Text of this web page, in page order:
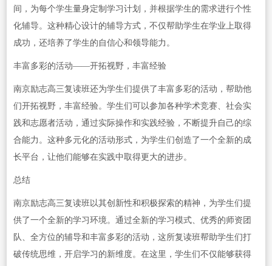
间，为每个学生量身定制学习计划，并根据学生的需求进行个性
化辅导。这种精心设计的辅导方式，不仅帮助学生在学业上取得
成功，还培养了学生的自信心和领导能力。
丰富多彩的活动——开拓视野，丰富经验
南京励志高三复读班还为学生们提供了丰富多彩的活动，帮助他
们开拓视野，丰富经验。学生们可以参加各种学术竞赛、社会实
践和志愿者活动，通过实际操作和实践经验，不断提升自己的综
合能力。这种多元化的活动形式，为学生们创造了一个全新的成
长平台，让他们能够在实践中取得更大的进步。
总结
南京励志高三复读班以其创新性和积极探索的精神，为学生们提
供了一个全新的学习环境。通过全新的学习模式、优秀的师资团
队、全方位的辅导和丰富多彩的活动，这所复读班帮助学生们打
破传统思维，开启学习的新维度。在这里，学生们不仅能够获得